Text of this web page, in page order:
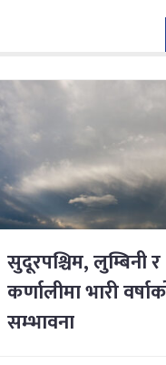
सुदूरपश्चिम, लुम्बिनी र
कर्णालीमा भारी
सम्भावना